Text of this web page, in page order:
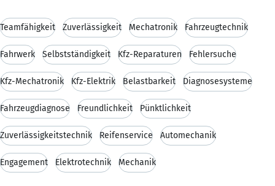
Teamfähigkeit Zuverlässigkeit Mechatronik Fahrzeugtechnik
Fahrwerk Selbstständigkeit Kfz-Reparaturen Fehlersuche
Kfz-Mechatronik Kfz-Elektrik Belastbarkeit Diagnosesysteme
Fahrzeugdiagnose Freundlichkeit Pünktlichkeit
Zuverlässigkeitstechnik Reifenservice Automechanik
Engagement Elektrotechnik Mechanik